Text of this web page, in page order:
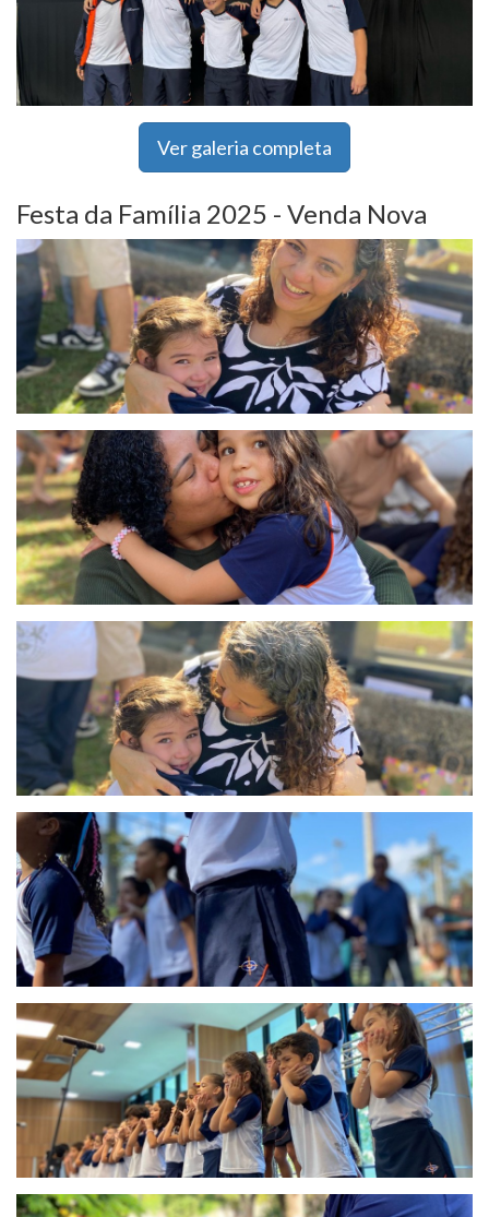
Ver galeria completa
Festa da Família 2025 - Venda Nova